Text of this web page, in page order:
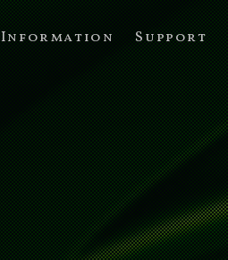
Information Support